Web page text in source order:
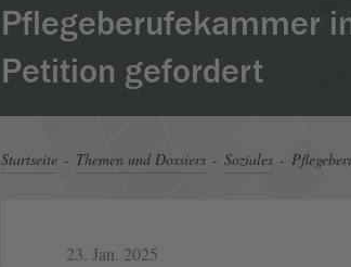
Pflegeberufekammer
Petition gefordert
Startseite Themen und Dossiers Soziales
23. Jan. 2025